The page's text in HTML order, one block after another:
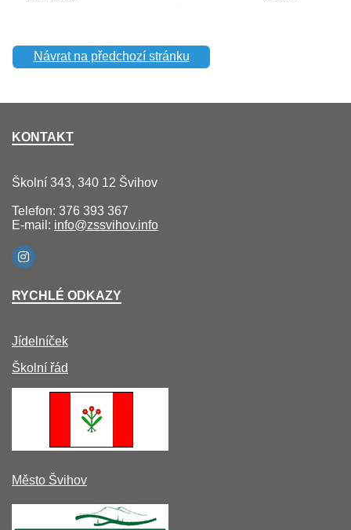
Návrat na předchozí stránku
KONTAKT
Školní 343, 340 12 Švihov
Telefon: 376 393 367
E-mail: info@zssvihov.info
RYCHLÉ ODKAZY
Jídelníček
Školní řád
Město Švihov